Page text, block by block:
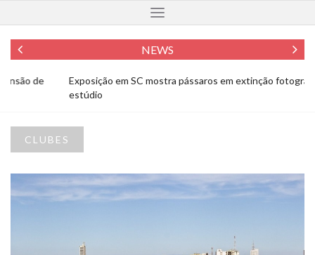
NEWS
Exposição em SC mostra pássaros em extinção fotografados em
CLUBES